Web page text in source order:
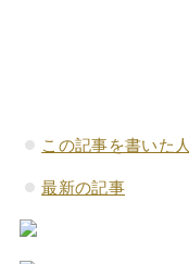
The
tabs
この記事を書いた人
最新の記事